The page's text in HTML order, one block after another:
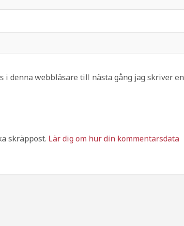
i denna webbläsare till nästa gång jag skriver en
skräppost. Lär dig om hur din kommentarsdata